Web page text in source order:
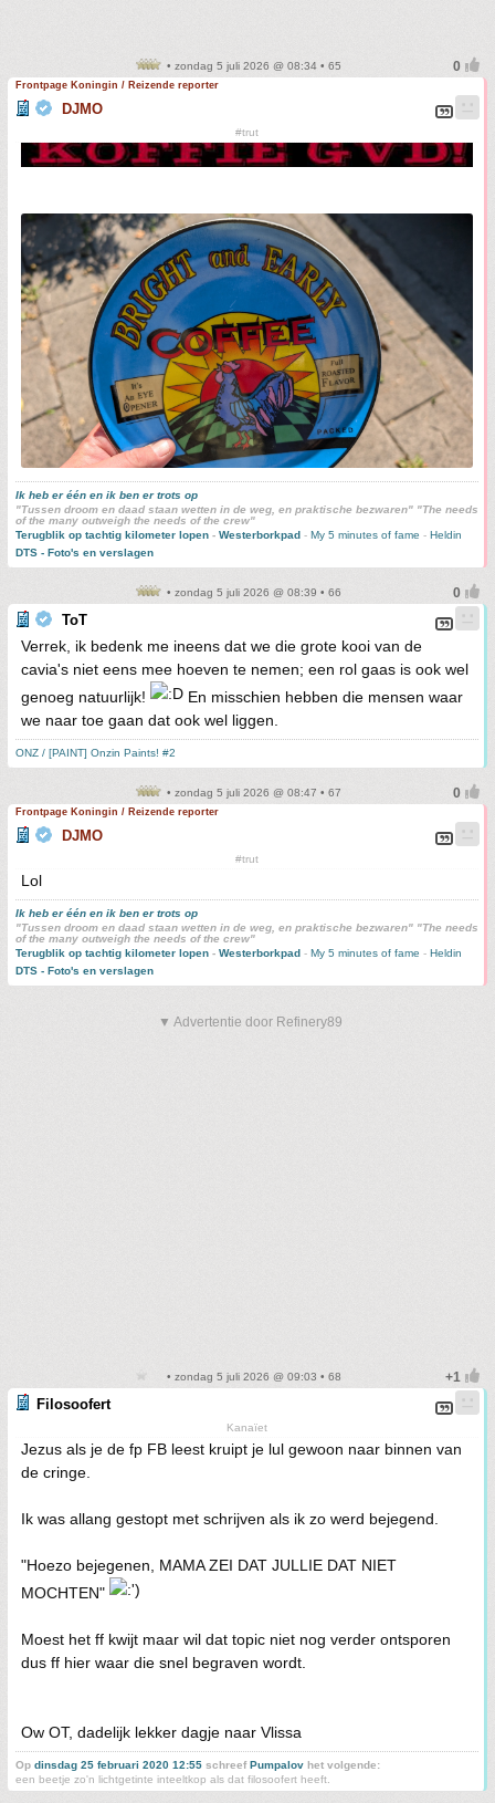
• zondag 5 juli 2026 @ 08:34 • 65
Frontpage Koningin / Reizende reporter
DJMO
#trut
Ik heb er één en ik ben er trots op
"Tussen droom en daad staan wetten in de weg, en praktische bezwaren" "The needs
of the many outweigh the needs of the crew"
Terugblik op tachtig kilometer lopen - Westerborkpad - My 5 minutes of fame - Heldin
DTS - Foto's en verslagen
• zondag 5 juli 2026 @ 08:39 • 66
ToT
Verrek, ik bedenk me ineens dat we die grote kooi van de
cavia's niet eens mee hoeven te nemen; een rol gaas is ook wel
genoeg natuurlijk!
En misschien hebben die mensen waar
we naar toe gaan dat ook wel liggen.
ONZ / [PAINT] Onzin Paints! #2
• zondag 5 juli 2026 @ 08:47 • 67
Frontpage Koningin / Reizende reporter
DJMO
#trut
Lol
Ik heb er één en ik ben er trots op
"Tussen droom en daad staan wetten in de weg, en praktische bezwaren" "The needs
of the many outweigh the needs of the crew"
Terugblik op tachtig kilometer lopen - Westerborkpad - My 5 minutes of fame - Heldin
DTS - Foto's en verslagen
▼ Advertentie door Refinery89
• zondag 5 juli 2026 @ 09:03 • 68
Filosoofert
Kanaïet
Jezus als je de fp FB leest kruipt je lul gewoon naar binnen van
de cringe.
Ik was allang gestopt met schrijven als ik zo werd bejegend.
"Hoezo bejegenen, MAMA ZEI DAT JULLIE DAT NIET
MOCHTEN"
Moest het ff kwijt maar wil dat topic niet nog verder ontsporen
dus ff hier waar die snel begraven wordt.
Ow OT, dadelijk lekker dagje naar Vlissa
Op dinsdag 25 februari 2020 12:55 schreefPumpalov het volgende:
een beetje zo'n lichtgetinte inteeltkop als dat filosoofert heeft.